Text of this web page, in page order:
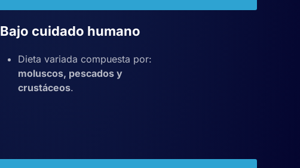
Bajo cuidado humano
Dieta variada compuesta por:
moluscos, pescados y
crustáceos.